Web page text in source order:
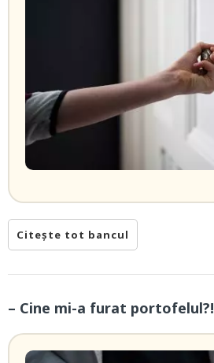
Citește tot bancul
– Cine mi-a furat portofelul?!